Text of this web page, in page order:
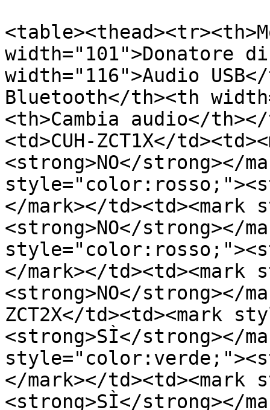
width="101">Donatore
width="116">Audio
Bluetooth</th><th
<th>Cambia audio</
<td>CUH-ZCT1X﻿</
<strong>NO</strong></
</mark>﻿</
<strong>NO</strong></
</mark>﻿</
<strong>NO</strong></
ZCT2X﻿</td><td>﻿<mark
<strong>SÌ</strong></
</mark>﻿</
<strong>SÌ</strong></